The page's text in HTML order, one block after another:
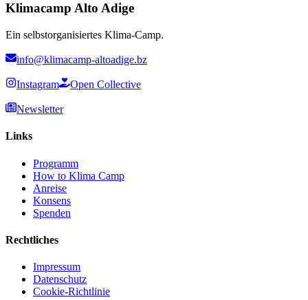
Klimacamp Alto Adige
Ein selbstorganisiertes Klima-Camp.
info@klimacamp-altoadige.bz
Instagram Open Collective
Newsletter
Links
Programm
How to Klima Camp
Anreise
Konsens
Spenden
Rechtliches
Impressum
Datenschutz
Cookie-Richtlinie